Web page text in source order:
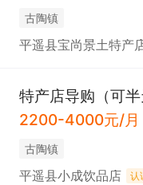
古陶镇
平遥县宝尚景土特产
特产店导购（可
2200-4000元/月
古陶镇
平遥县小成饮品店 认